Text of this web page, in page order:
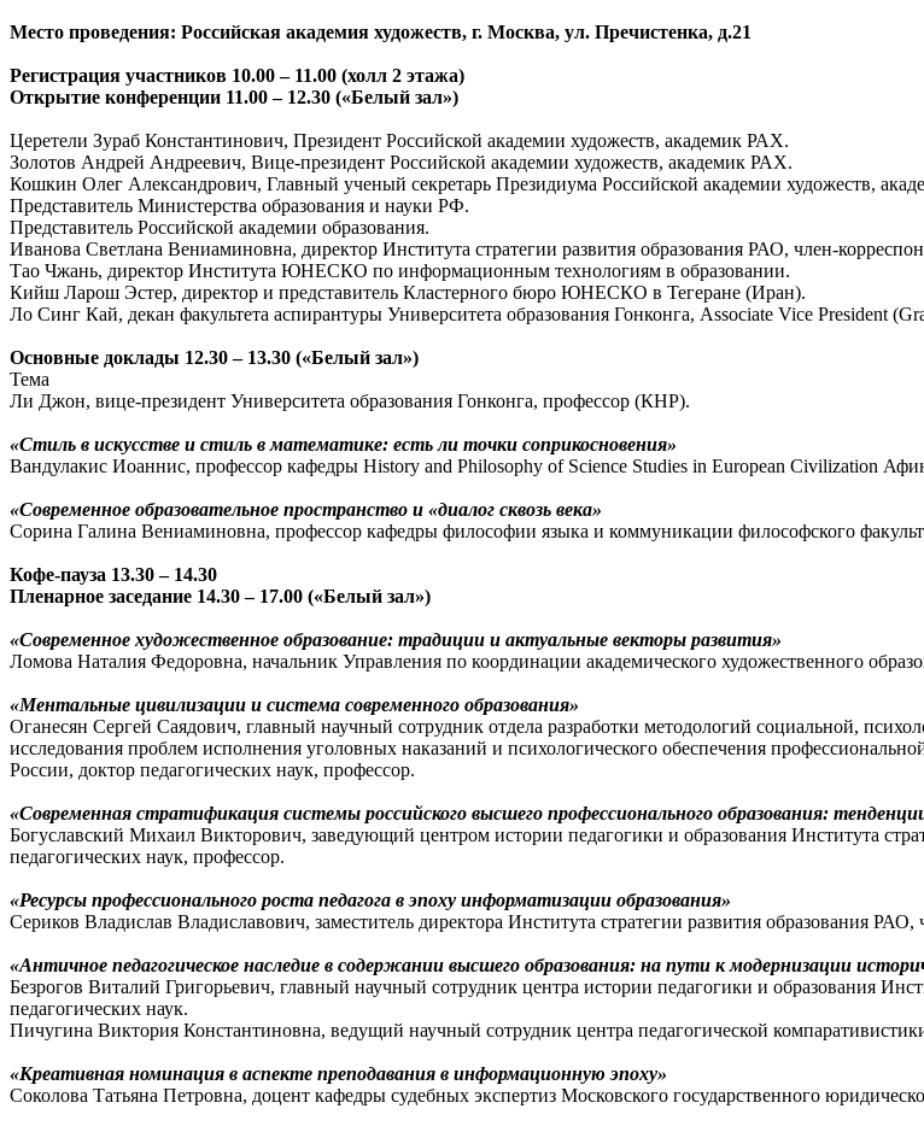
Место проведения: Российская академия художеств, г. Москва, ул. Пречистенка, д.21
Регистрация участников 10.00 – 11.00 (холл 2 этажа)
Открытие конференции 11.00 – 12.30 («Белый зал»)
Церетели Зураб Константинович, Президент Российской академии художеств, академик РАХ.
Золотов Андрей Андреевич, Вице-президент Российской академии художеств, академик РАХ.
Кошкин Олег Александрович, Главный ученый секретарь Президиума Российской академии художеств,
Представитель Министерства образования и науки РФ.
Представитель Российской академии образования.
Иванова Светлана Вениаминовна, директор Института стратегии развития образования РАО, член-
Тао Чжань, директор Института ЮНЕСКО по информационным технологиям в образовании.
Кийш Ларош Эстер, директор и представитель Кластерного бюро ЮНЕСКО в Тегеране (Иран).
Ло Синг Кай, декан факультета аспирантуры Университета образования Гонконга, Associate Vice President
Основные доклады 12.30 – 13.30 («Белый зал»)
Тема
Ли Джон, вице-президент Университета образования Гонконга, профессор (КНР).
«Стиль в искусстве и стиль в математике: есть ли точки соприкосновения»
Вандулакис Иоаннис, профессор кафедры History and Philosophy of Science Studies in European Civilization
«Современное образовательное пространство и «диалог сквозь века»
Сорина Галина Вениаминовна, профессор кафедры философии языка и коммуникации философского
Кофе-пауза 13.30 – 14.30
Пленарное заседание 14.30 – 17.00 («Белый зал»)
«Современное художественное образование: традиции и актуальные векторы развития»
Ломова Наталия Федоровна, начальник Управления по координации академического художественного
«Ментальные цивилизации и система современного образования»
Оганесян Сергей Саядович, главный научный сотрудник отдела разработки методологий социальной,
исследования проблем исполнения уголовных наказаний и психологического обеспечения
России, доктор педагогических наук, профессор.
«Современная стратификация системы российского высшего профессионального образования:
Богуславский Михаил Викторович, заведующий центром истории педагогики и образования Института
педагогических наук, профессор.
«Ресурсы профессионального роста педагога в эпоху информатизации образования»
Сериков Владислав Владиславович, заместитель директора Института стратегии развития образования
«Античное педагогическое наследие в содержании высшего образования: на пути к модернизации
Безрогов Виталий Григорьевич, главный научный сотрудник центра истории педагогики и образования
педагогических наук.
Пичугина Виктория Константиновна, ведущий научный сотрудник центра педагогической
«Креативная номинация в аспекте преподавания в информационную эпоху»
Соколова Татьяна Петровна, доцент кафедры судебных экспертиз Московского государственного